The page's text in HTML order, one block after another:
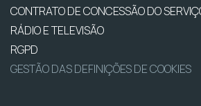
CONTRATO DE CONCESSÃO DO
RÁDIO E TELEVISÃO
RGPD
GESTÃO DAS DEFINIÇÕES DE COOKIES